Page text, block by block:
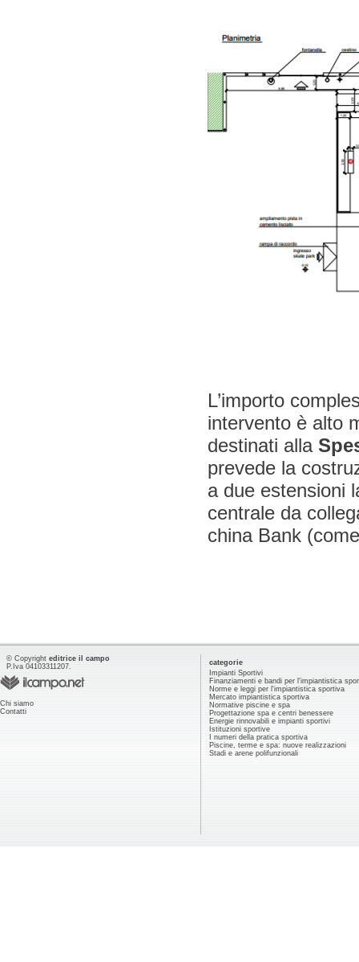
L’importo
intervento è alto
destinati alla
prevede la
a due estensioni
centrale da
china Bank
© Copyright editrice il campo
P.Iva 04103311207.
Chi siamo
Contatti
categorie
Impianti Sportivi
Finanziamenti e bandi per l'impiantistica
Norme e leggi per l'impiantistica sportiva
Mercato impiantistica sportiva
Normative piscine e spa
Progettazione spa e centri benessere
Energie rinnovabili e impianti sportivi
Istituzioni sportive
I numeri della pratica sportiva
Piscine, terme e spa: nuove realizzazioni
Stadi e arene polifunzionali